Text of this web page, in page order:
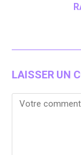
LAISSER UN
Comment